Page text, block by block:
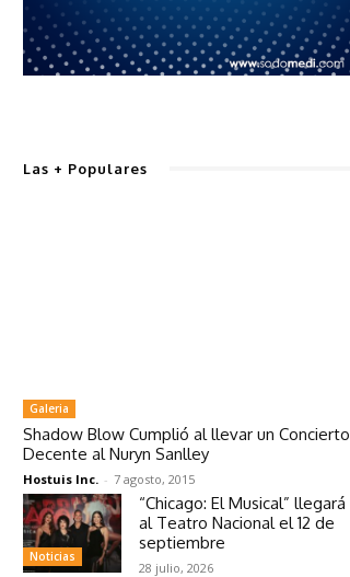
Las + Populares
Galeria
Shadow Blow Cumplió al llevar un Concierto
Decente al Nuryn Sanlley
Hostuis Inc. - 7 agosto, 2015
Noticias
“Chicago: El Musical” llegará
al Teatro Nacional el 12 de
septiembre
28 julio, 2026